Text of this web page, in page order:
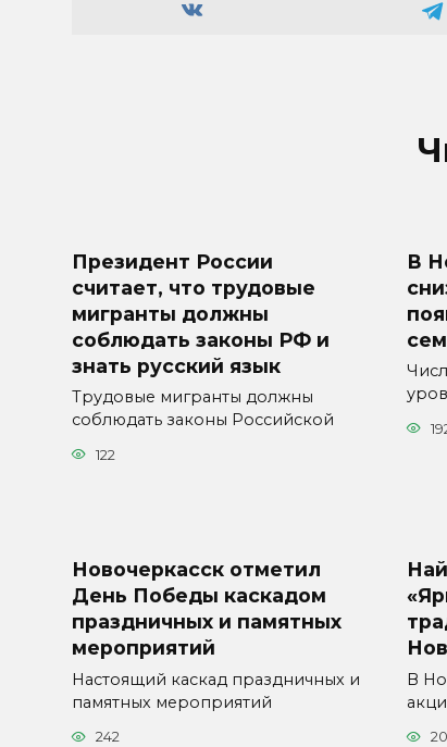
Президент России
считает, что трудовые
мигранты должны
соблюдать законы РФ и
знать русский язык
Трудовые мигранты должны
соблюдать законы Российской
122
В
Новочеркасск отметил
День Победы каскадом
праздничных и памятных
мероприятий
Настоящий каскад праздничных и
памятных мероприятий
242
В